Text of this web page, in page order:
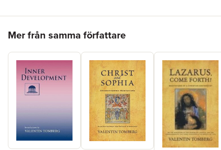
Mer från samma författare